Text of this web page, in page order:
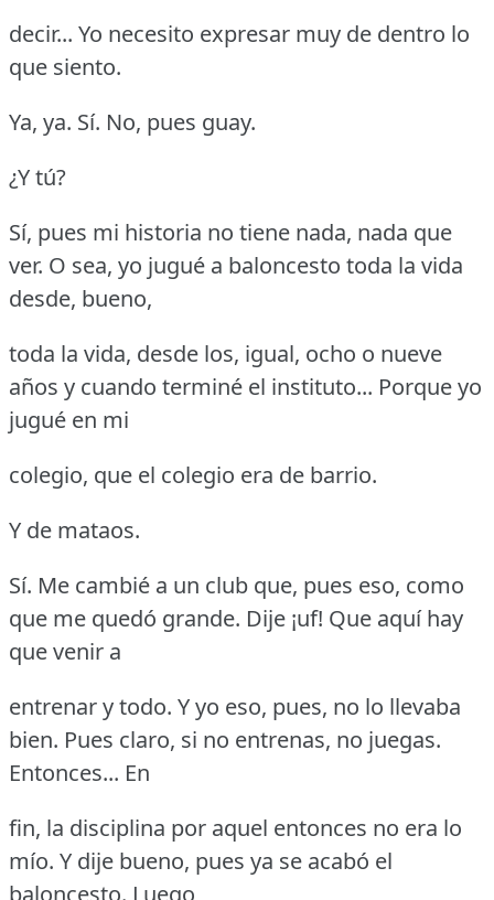
decir... Yo necesito expresar muy de dentro lo
que siento.
Ya, ya. Sí. No, pues guay.
¿Y tú?
Sí, pues mi historia no tiene nada, nada que
ver. O sea, yo jugué a baloncesto toda la vida
desde, bueno,
toda la vida, desde los, igual, ocho o nueve
años y cuando terminé el instituto... Porque yo
jugué en mi
colegio, que el colegio era de barrio.
Y de mataos.
Sí. Me cambié a un club que, pues eso, como
que me quedó grande. Dije ¡uf! Que aquí hay
que venir a
entrenar y todo. Y yo eso, pues, no lo llevaba
bien. Pues claro, si no entrenas, no juegas.
Entonces... En
fin, la disciplina por aquel entonces no era lo
mío. Y dije bueno, pues ya se acabó el
baloncesto. Luego